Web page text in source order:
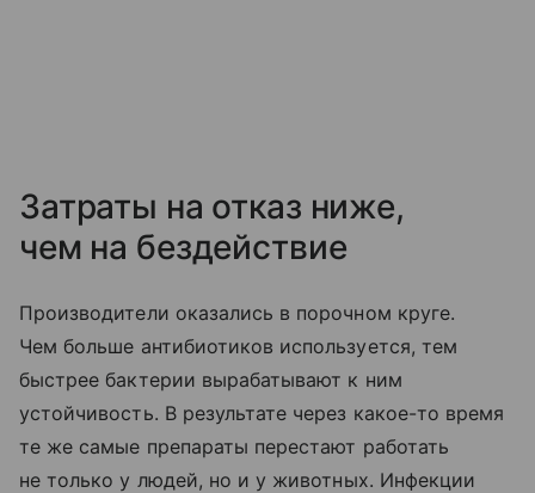
Затраты на отказ ниже,
чем на бездействие
Производители оказались в порочном круге.
Чем больше антибиотиков используется, тем
быстрее бактерии вырабатывают к ним
устойчивость. В результате через какое-то время
те же самые препараты перестают работать
не только у людей, но и у животных. Инфекции